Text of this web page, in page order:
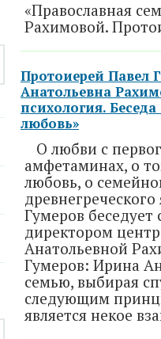
«Православная
Рахимовой.
Протоиерей Павел
Анатольевна
психология.
любовь»
О любви с
амфетаминах, о
любовь, о
Гумеров
директором
Анатольевной
Гумеров: Ирина
семью, выбирая
следующим
является некое